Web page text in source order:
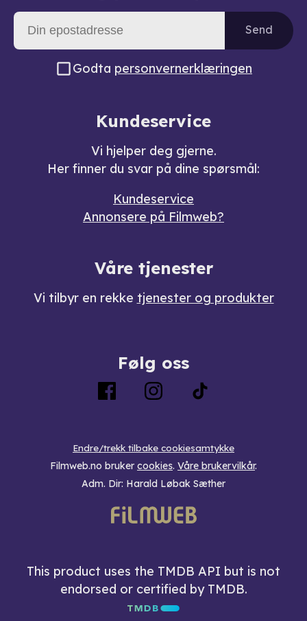
Send
Godta personvernerklæringen
Kundeservice
Vi hjelper deg gjerne.
Her finner du svar på dine spørsmål:
Kundeservice
Annonsere på Filmweb?
Våre tjenester
Vi tilbyr en rekke tjenester og produkter
Følg oss
Endre/trekk tilbake cookiesamtykke
Filmweb.no bruker cookies. Våre brukervilkår.
Adm. Dir: Harald Løbak Sæther
This product uses the TMDB API but is not
endorsed or certified by TMDB.